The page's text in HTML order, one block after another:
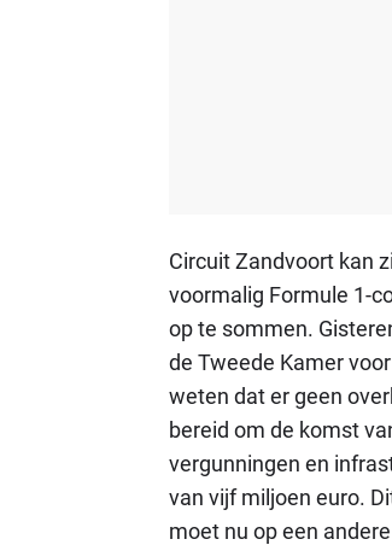
Circuit Zandvoort kan
voormalig Formule 1-
op te sommen.
de Tweede Kamer
weten dat er geen
bereid om de komst
vergunningen en
van vijf miljoen euro.
moet nu op een